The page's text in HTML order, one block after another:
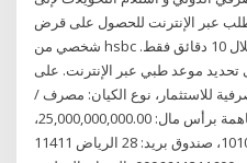
عبر الإنترنت للحصول على قرض
شخصي من hsbc واحصل على الموافقة المبدئية خلال 10 دقائق فقط.
موعد طبي عبر الإنترنت. على
للاستثمار، نوع الكيان: مصرف /
مؤسسة مالية، شركة سعودية مساهمة برأس مال: 25,000,000,000.00،
رقم السجل التجاري: 1010000096، صندوق بريد: 28 الرياض 11411